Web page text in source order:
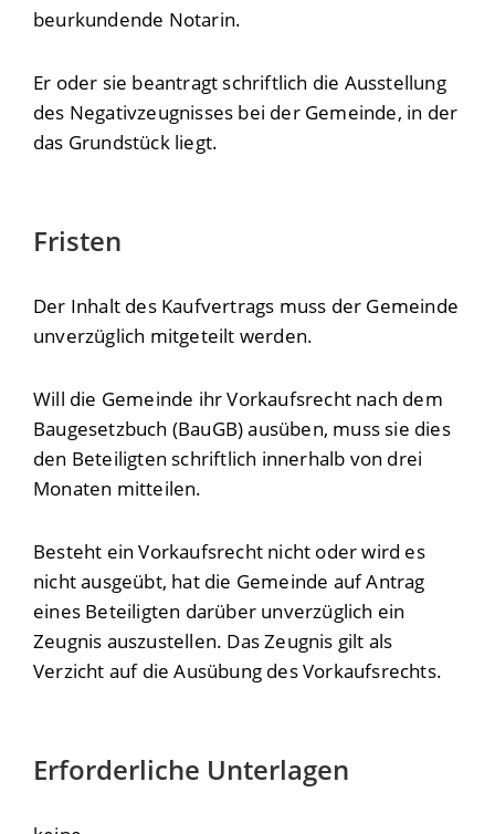
beurkundende Notarin.
Er oder sie beantragt schriftlich die Ausstellung
des Negativzeugnisses bei der Gemeinde, in der
das Grundstück liegt.
Fristen
Der Inhalt des Kaufvertrags muss der Gemeinde
unverzüglich mitgeteilt werden.
Will die Gemeinde ihr Vorkaufsrecht nach dem
Baugesetzbuch (BauGB) ausüben, muss sie dies
den Beteiligten schriftlich innerhalb von drei
Monaten mitteilen.
Besteht ein Vorkaufsrecht nicht oder wird es
nicht ausgeübt, hat die Gemeinde auf Antrag
eines Beteiligten darüber unverzüglich ein
Zeugnis auszustellen. Das Zeugnis gilt als
Verzicht auf die Ausübung des Vorkaufsrechts.
Erforderliche Unterlagen